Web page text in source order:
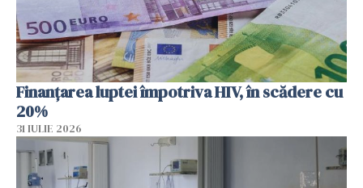
Finanțarea luptei împotriva HIV, în scădere cu
20%
31 IULIE 2026